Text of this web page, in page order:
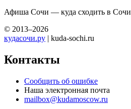
Афиша Сочи — куда сходить в Сочи
© 2013–2026
кудасочи.ру | kuda-sochi.ru
Контакты
Сообщить об ошибке
Наша электронная почта
mailbox@kudamoscow.ru